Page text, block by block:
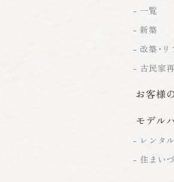
一覧
新築
改築・
古民家
お客様
モデル
レンタ
住まい